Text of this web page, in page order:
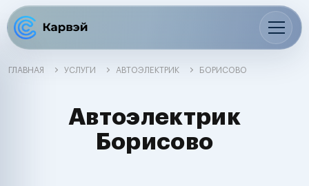
ГЛАВНАЯ УСЛУГИ АВТОЭЛЕКТРИК БОРИСОВО
Автоэлектрик
Борисово